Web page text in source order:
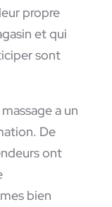
propre
et qui
sont
a un
De
ont
bien